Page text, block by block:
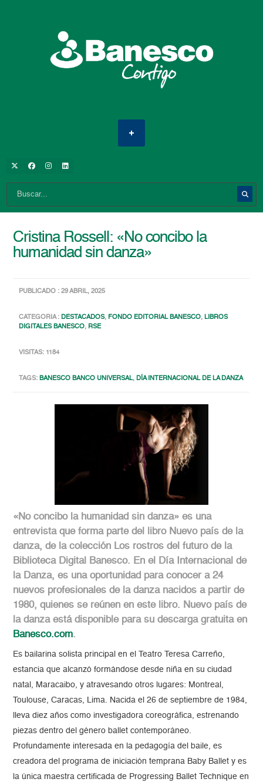
Cristina Rossell: «No concibo la
humanidad sin danza»
PUBLICADO : 29 ABRIL, 2025
CATEGORIA :DESTACADOS, FONDO EDITORIAL BANESCO,LIBROS
DIGITALES BANESCO, RSE
VISITAS: 1184
TAGS:BANESCO BANCO UNIVERSAL,DÍA INTERNACIONAL DE LA DANZA
«No concibo la humanidad sin danza» es una
entrevista que forma parte del libro Nuevo país de la
danza, de la colección Los rostros del futuro de la
Biblioteca Digital Banesco. En el Día Internacional de
la Danza, es una oportunidad para conocer a 24
nuevos profesionales de la danza nacidos a partir de
1980, quienes se reúnen en este libro. Nuevo país de
la danza está disponible para su descarga gratuita en
Banesco.com.
Es bailarina solista principal en el Teatro Teresa Carreño,
estancia que alcanzó formándose desde niña en su ciudad
natal, Maracaibo, y atravesando otros lugares: Montreal,
Toulouse, Caracas, Lima. Nacida el 26 de septiembre de 1984,
lleva diez años como investigadora coreográfica, estrenando
piezas dentro del género ballet contemporáneo.
Profundamente interesada en la pedagogía del baile, es
creadora del programa de iniciación temprana Baby Ballet y es
la única maestra certificada de Progressing Ballet Technique en